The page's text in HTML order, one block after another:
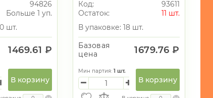
94826
Больше 1 уп.
шт.
1469.61 ₽
В корзину
Код:
93611
Остаток:
11 шт.
В упаковке: 18 шт.
Базовая
цена
1679.76 ₽
Мин партия:1 шт.
В корзину